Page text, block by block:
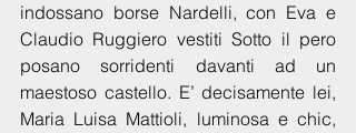
indossano borse Nardelli, con Eva e
Claudio Ruggiero vestiti Sotto il pero
posano sorridenti davanti ad un
maestoso castello. E’ decisamente lei,
Maria Luisa Mattioli, luminosa e chic,